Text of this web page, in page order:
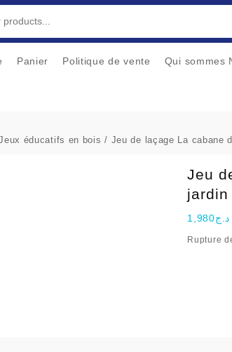
Panier Politique de vente Qui sommes
éducatifs en bois / Jeu de laçage La cabane
Jeu
jardin
د.ج1,980
Rupture